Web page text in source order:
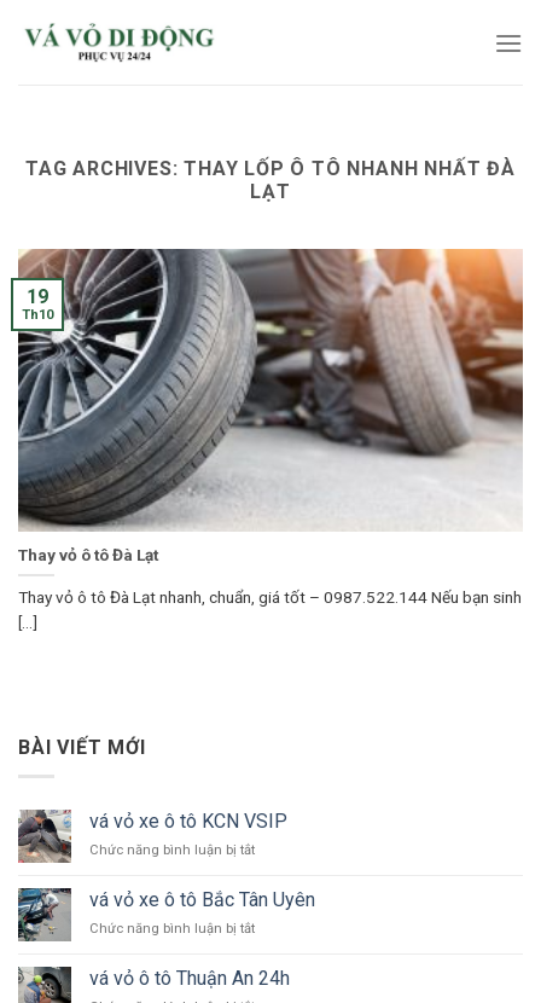
TAG ARCHIVES:THAY LỐP Ô TÔ NHANH NHẤT ĐÀ
LẠT
Thay vỏ ô tô Đà Lạt
Thay vỏ ô tô Đà Lạt nhanh, chuẩn, giá tốt – 0987.522.144 Nếu bạn sinh
[...]
19
Th10
BÀI VIẾT MỚI
vá vỏ xe ô tô KCN VSIP
Chức năng bình luận bị tắtở
vỏ
xe
ô
KCN
vá vỏ xe ô tô Bắc Tân Uyên
Chức năng bình luận bị tắtở
vỏ
xe
vá vỏ ô tô Thuận An 24h